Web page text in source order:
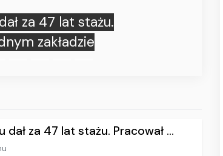
o mobbingu. Te 3
pracownik
dał za 47 lat stażu. Pracował ...